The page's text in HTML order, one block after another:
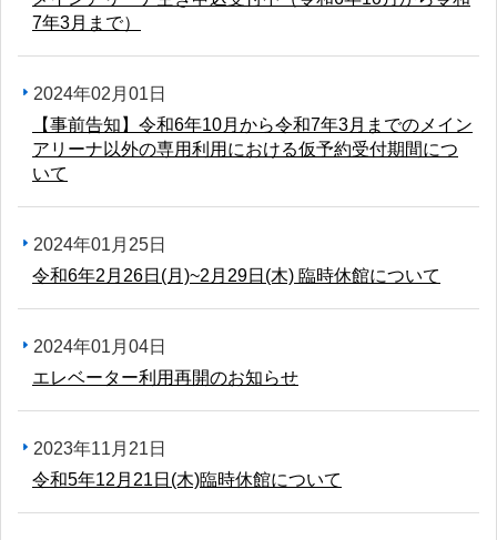
7年3月まで）
2024年02月01日
【事前告知】令和6年10月から令和7年3月までのメイン
アリーナ以外の専用利用における仮予約受付期間につ
いて
2024年01月25日
令和6年2月26日(月)~2月29日(木) 臨時休館について
2024年01月04日
エレベーター利用再開のお知らせ
2023年11月21日
令和5年12月21日(木)臨時休館について